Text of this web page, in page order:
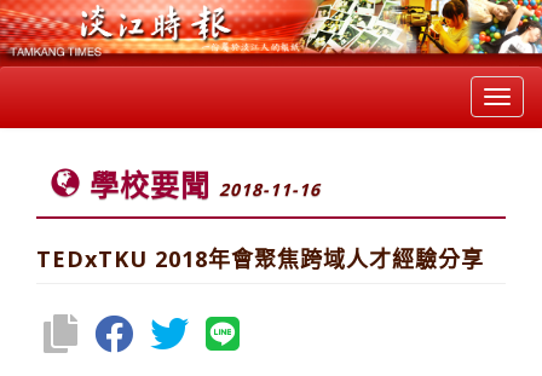
學校要聞 2018-11-16
TEDxTKU 2018年會聚焦跨域人才經驗分享